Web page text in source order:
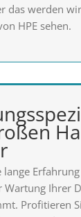
das werden
HPE sehen.
lange
Ihrer
Profitieren